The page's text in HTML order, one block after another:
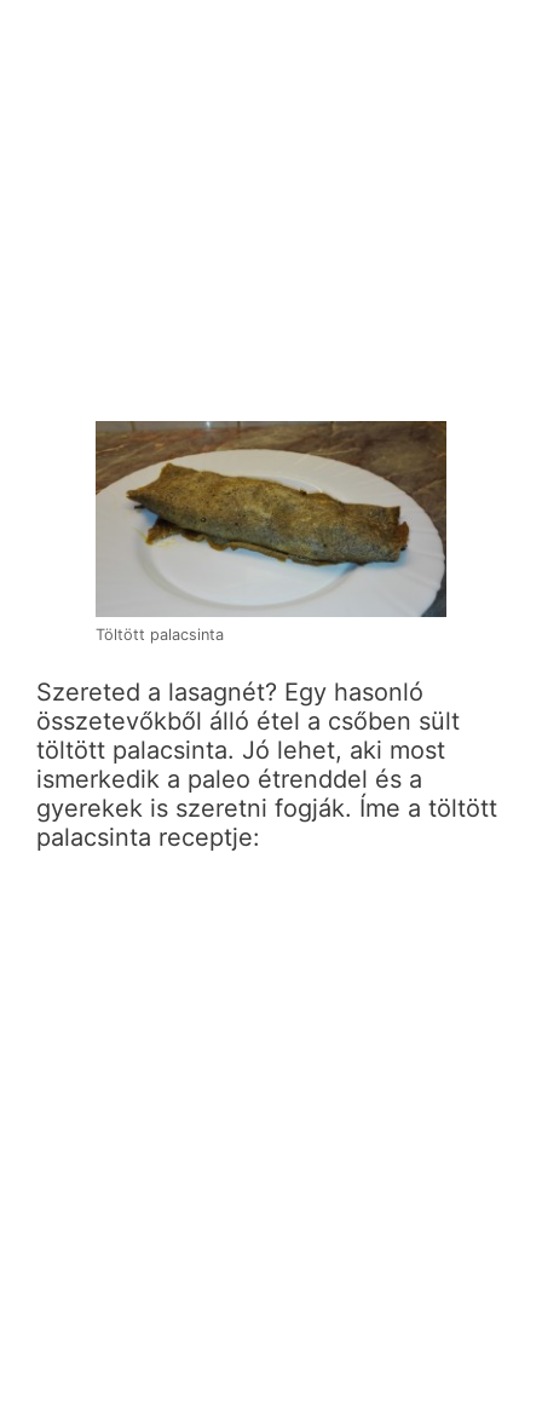
Töltött palacsinta
Szereted a lasagnét? Egy hasonló
összetevőkből álló étel a csőben sült
töltött palacsinta. Jó lehet, aki most
ismerkedik a paleo étrenddel és a
gyerekek is szeretni fogják. Íme a töltött
palacsinta receptje: